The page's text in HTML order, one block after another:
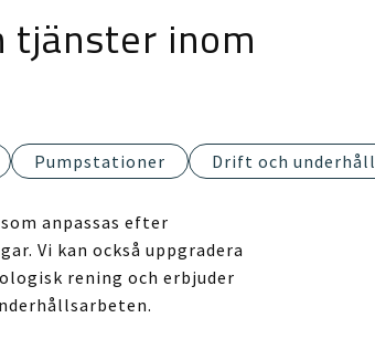
tjänster inom
Pumpstationer Drift och underhåll
anpassas efter
Vi kan också uppgradera
rening och erbjuder